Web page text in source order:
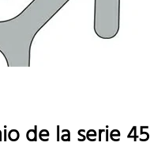
de la serie 45